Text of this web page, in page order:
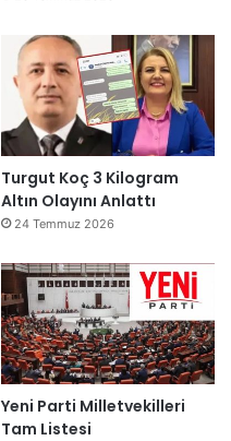
Turgut Koç 3 Kilogram
Altın Olayını Anlattı
24 Temmuz 2026
Yeni Parti Milletvekilleri
Tam Listesi